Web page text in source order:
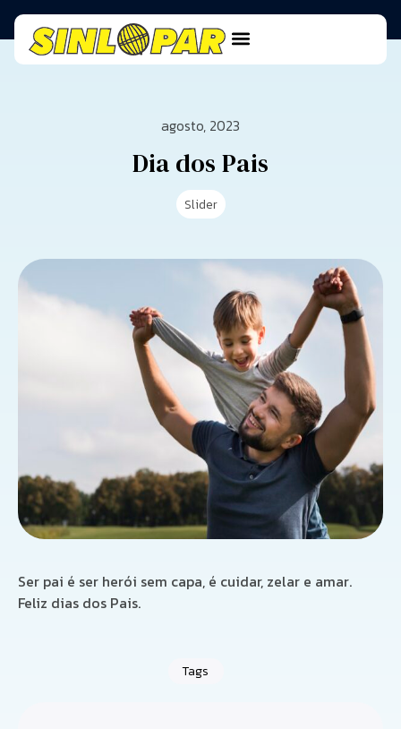
agosto, 2023
Dia dos Pais
Slider
Ser pai é ser herói sem capa, é cuidar, zelar e amar.
Feliz dias dos Pais.
Tags